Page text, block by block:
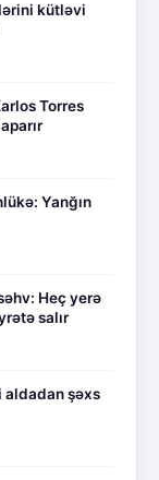
kütləvi
Torres
Yanğın
Heç yerə
salır
aldadan şəxs